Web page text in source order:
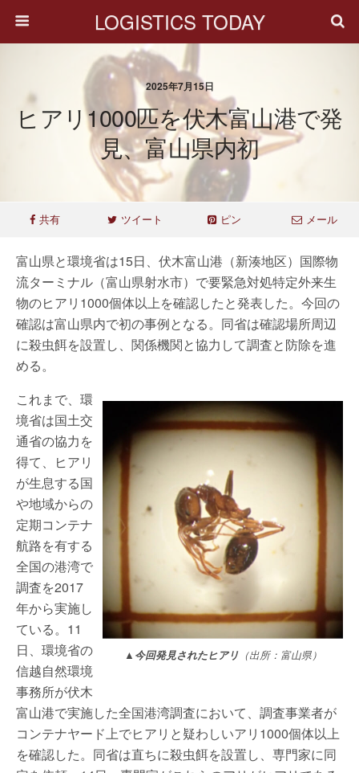
LOGISTICS TODAY
2025年7月15日
ヒアリ1000匹を伏木富山港で発
見、富山県内初
共有 ツイート ピン メール
富山県と環境省は15日、伏木富山港（新湊地区）国際物
流ターミナル（富山県射水市）で要緊急対処特定外来生
物のヒアリ1000個体以上を確認したと発表した。今回の
確認は富山県内で初の事例となる。同省は確認場所周辺
に殺虫餌を設置し、関係機関と協力して調査と防除を進
める。
▲今回発見されたヒアリ（出所：富山県）
これまで、環
境省は国土交
通省の協力を
得て、ヒアリ
が生息する国
や地域からの
定期コンテナ
航路を有する
全国の港湾で
調査を2017
年から実施し
ている。11
日、環境省の
信越自然環境
事務所が伏木
富山港で実施した全国港湾調査において、調査事業者が
コンテナヤード上でヒアリと疑わしいアリ1000個体以上
を確認した。同省は直ちに殺虫餌を設置し、専門家に同